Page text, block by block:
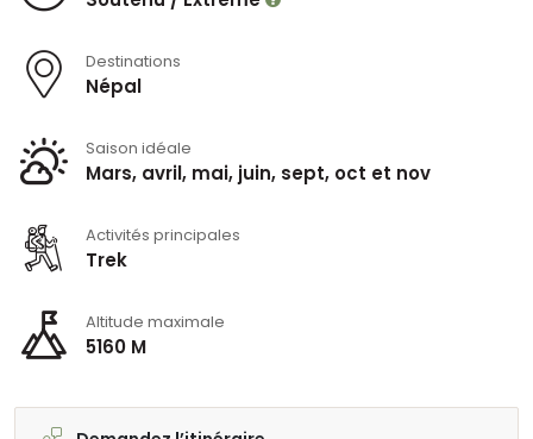
Destinations
Népal
Saison idéale
Mars, avril, mai, juin, sept, oct et nov
Activités principales
Trek
Altitude maximale
5160 M